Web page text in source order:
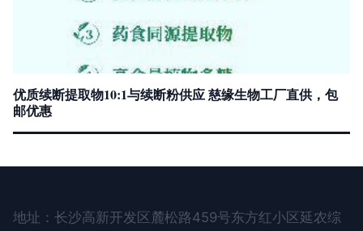
优质续断提取物10:1与续断粉供应 慈缘生物工厂直供，包
邮优惠
地址：长沙高新开发区麓松路459号东方红小区延农综